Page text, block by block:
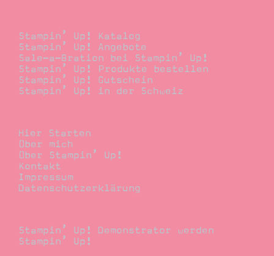
Stampin’ Up! Katalog
Stampin’ Up! Angebote
Sale-a-Bration bei Stampin’ Up!
Stampin’ Up! Produkte bestellen
Stampin’ Up! Gutschein
Stampin’ Up! in der Schweiz
Hier Starten
Über mich
Über Stampin’ Up!
Kontakt
Impressum
Datenschutzerklärung
Stampin’ Up! Demonstrator werden
Stampin’ Up!